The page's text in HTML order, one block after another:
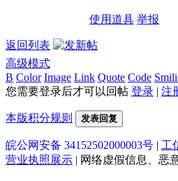
使用道具 举报
返回列表
高级模式
B Color Image Link Quote Code
您需要登录后才可以回帖 登录 | 注
本版积分规则 发表回复
皖公网安备 34152502000003号 | 工
营业执照展示 | 网络虚假信息、恶